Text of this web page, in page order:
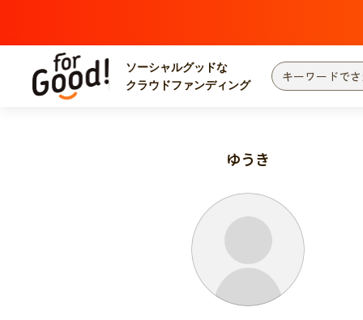
ソーシャルグッドな
クラウドファンディング
注目
国際協力
災害
北海道・東北
関東
ゆうき